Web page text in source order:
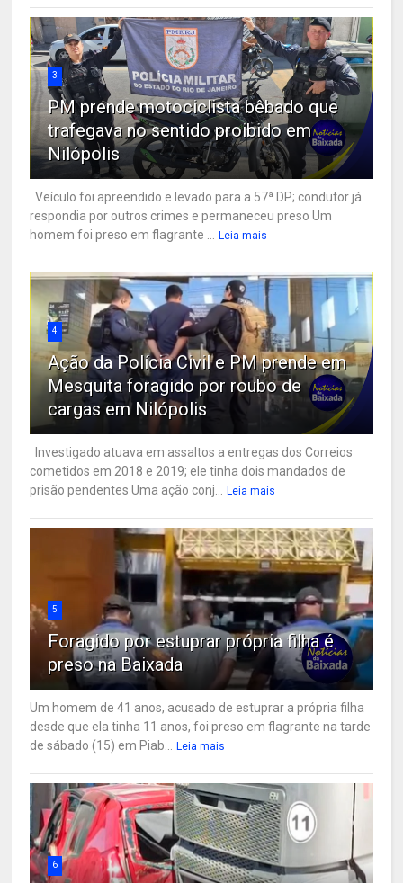
3
PM prende motociclista bêbado que
trafegava no sentido proibido em
Nilópolis
Veículo foi apreendido e levado para a 57ª DP; condutor já
respondia por outros crimes e permaneceu preso Um
homem foi preso em flagrante ...
Leia mais
4
Ação da Polícia Civil e PM prende em
Mesquita foragido por roubo de
cargas em Nilópolis
Investigado atuava em assaltos a entregas dos Correios
cometidos em 2018 e 2019; ele tinha dois mandados de
prisão pendentes Uma ação conj...
Leia mais
5
Foragido por estuprar própria filha é
preso na Baixada
Um homem de 41 anos, acusado de estuprar a própria filha
desde que ela tinha 11 anos, foi preso em flagrante na tarde
de sábado (15) em Piab...
Leia mais
6